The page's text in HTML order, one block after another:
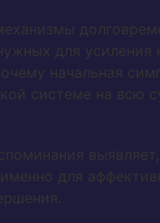
для
начальная
системе на всю
именно для